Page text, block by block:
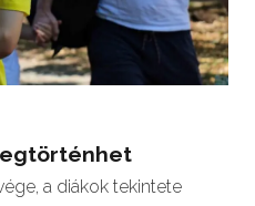
a diákok tekintete